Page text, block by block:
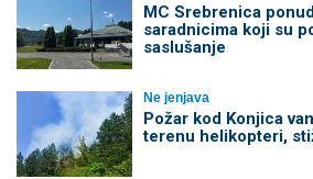
MC Srebrenica
saradnicima koji su
saslušanje
Ne jenjava
Požar kod Konjica
terenu helikopteri,